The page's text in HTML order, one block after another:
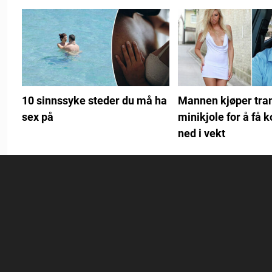
10 sinnssyke steder du må ha
sex på
Mannen kjøper
minikjole for å få
ned i vekt